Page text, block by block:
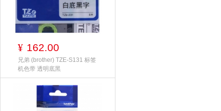
¥ 162.00
兄弟 (brother) TZE-S131 标签
机色带 透明底黑